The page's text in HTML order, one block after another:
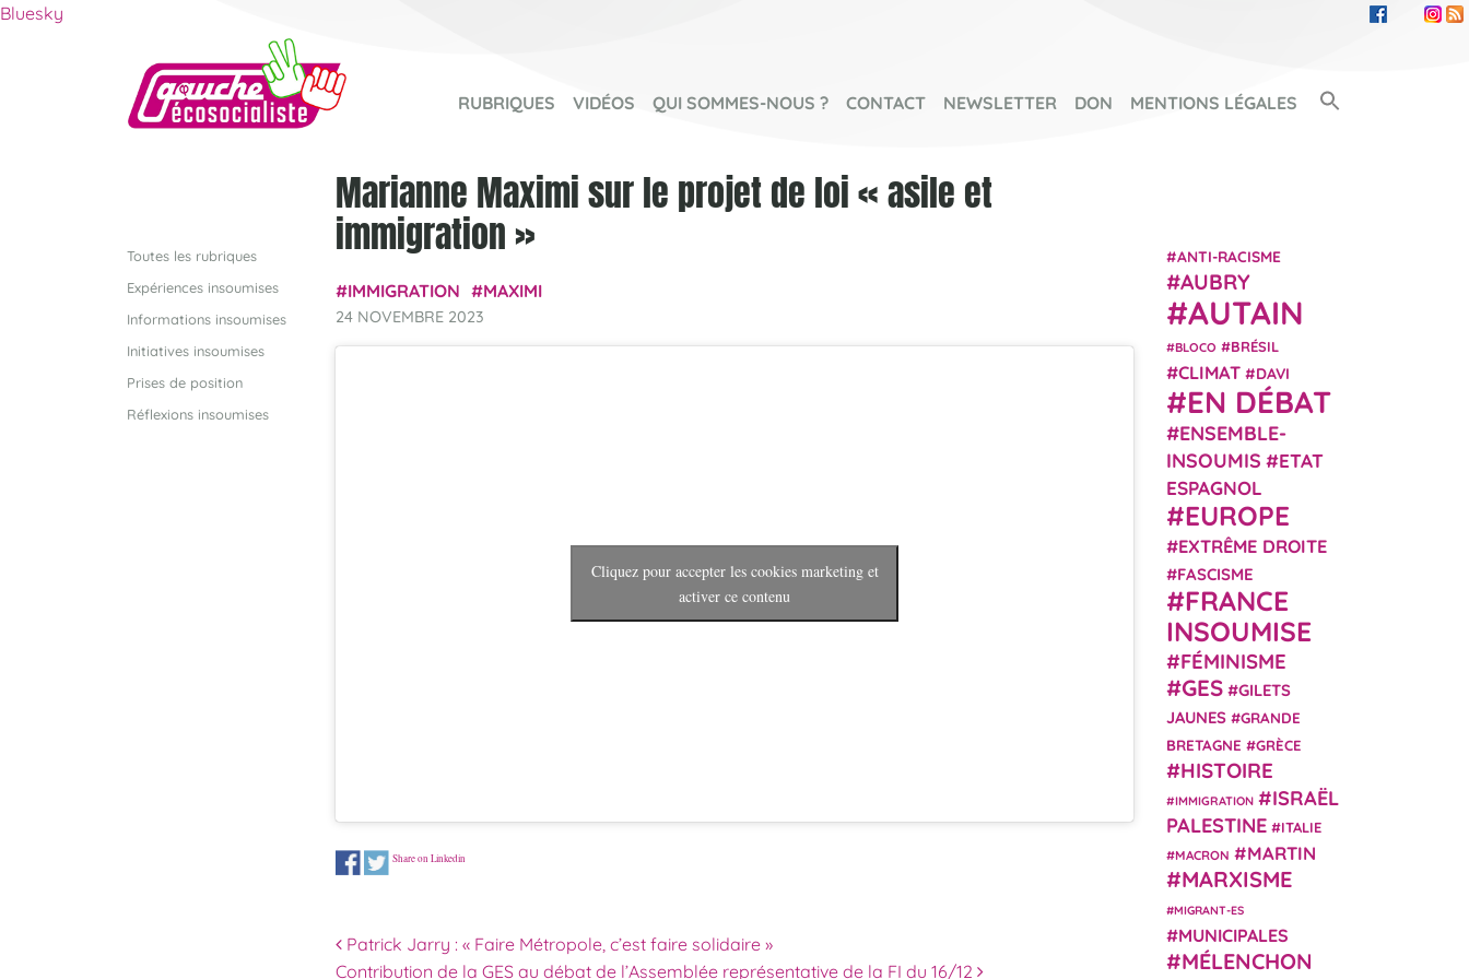
Bluesky
RUBRIQUES VIDÉOS QUI SOMMES-NOUS ? CONTACT NEWSLETTER DON MENTIONS LÉGALES
Toutes les rubriques
Expériences insoumises
Informations insoumises
Initiatives insoumises
Prises de position
Réflexions insoumises
Marianne Maximi sur le projet de loi « asile et
immigration »
IMMIGRATION MAXIMI
24 NOVEMBRE 2023
Cliquez pour accepter les cookies marketing et
activer ce contenu
Share on Linkedin
Navigation des articles
Patrick Jarry : « Faire Métropole, c’est faire solidaire »
Contribution de la GES au débat de l’Assemblée représentative de la FI du 16/12
ANTI-RACISME
AUBRY
AUTAIN
BLOCO BRÉSIL
CLIMAT DAVI
EN DÉBAT
ENSEMBLE-
INSOUMIS
ETAT
ESPAGNOL
EUROPE
EXTRÊME DROITE
FASCISME
FRANCE
INSOUMISE
FÉMINISME
GES
GILETS
JAUNES
GRANDE
BRETAGNE
GRÈCE
HISTOIRE
IMMIGRATION
ISRAËL
PALESTINE
ITALIE
MACRON MARTIN
MARXISME
MIGRANT-ES
MUNICIPALES
MÉLENCHON